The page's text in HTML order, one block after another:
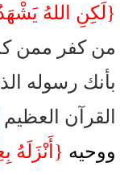
{لَكِنِ اللهُ
من كفر ممن
بأنك رسوله
القرآن العظيم
ووحيه {أَنْزَلَهُ